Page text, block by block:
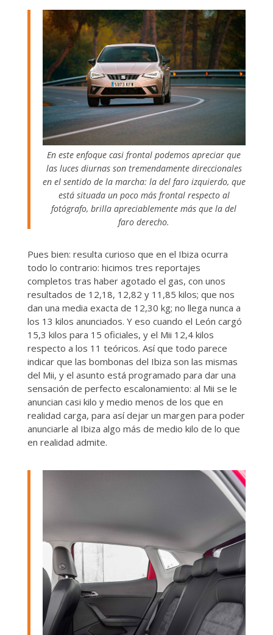
En este enfoque casi frontal podemos apreciar que
las luces diurnas son tremendamente direccionales
en el sentido de la marcha: la del faro izquierdo, que
está situada un poco más frontal respecto al
fotógrafo, brilla apreciablemente más que la del
faro derecho.
Pues bien: resulta curioso que en el Ibiza ocurra
todo lo contrario: hicimos tres reportajes
completos tras haber agotado el gas, con unos
resultados de 12,18, 12,82 y 11,85 kilos; que nos
dan una media exacta de 12,30 kg; no llega nunca a
los 13 kilos anunciados. Y eso cuando el León cargó
15,3 kilos para 15 oficiales, y el Mii 12,4 kilos
respecto a los 11 teóricos. Así que todo parece
indicar que las bombonas del Ibiza son las mismas
del Mii, y el asunto está programado para dar una
sensación de perfecto escalonamiento: al Mii se le
anuncian casi kilo y medio menos de los que en
realidad carga, para así dejar un margen para poder
anunciarle al Ibiza algo más de medio kilo de lo que
en realidad admite.